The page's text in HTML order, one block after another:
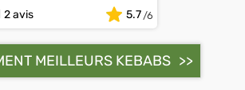
2 avis
5.7
MEILLEURS KEBABS